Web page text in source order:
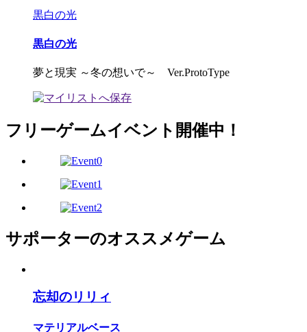
黒白の光
黒白の光
夢と現実 ～冬の想いで～ Ver.ProtoType
フリーゲームイベント開催中！
サポーターのオススメゲーム
忘却のリリィ
マテリアルベース